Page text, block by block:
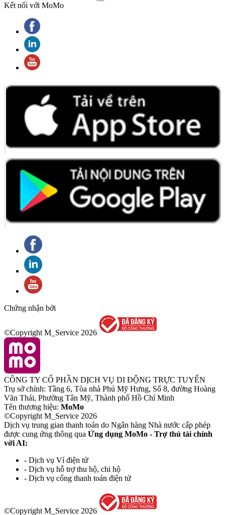
Kết nối với MoMo
Chứng nhận bởi
©Copyright M_Service 2026
CÔNG TY CỔ PHẦN DỊCH VỤ DI ĐỘNG TRỰC TUYẾN
Trụ sở chính: Tầng 6, Tòa nhà Phú Mỹ Hưng, Số 8, đường Hoàng
Văn Thái, Phường Tân Mỹ, Thành phố Hồ Chí Minh
Tên thương hiệu: MoMo
©Copyright M_Service 2026
Dịch vụ trung gian thanh toán do Ngân hàng Nhà nước cấp phép
được cung ứng thông qua Ứng dụng MoMo - Trợ thủ tài chính
với AI:
- Dịch vụ Ví điện tử
- Dịch vụ hỗ trợ thu hộ, chi hộ
- Dịch vụ cổng thanh toán điện tử
©Copyright M_Service 2026